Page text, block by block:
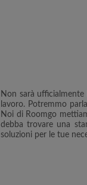
Non sarà
lavoro. Potremmo
Noi di Roomgo
debba trovare una
soluzioni per le tue